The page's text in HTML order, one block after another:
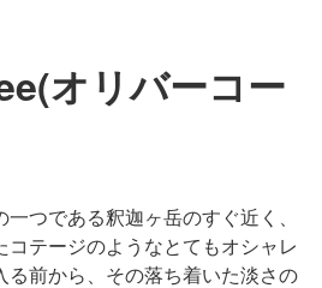
オリバーコー
つである釈迦ヶ岳のすぐ近く、
テージのようなとてもオシャレ
る前から、その落ち着いた淡さの